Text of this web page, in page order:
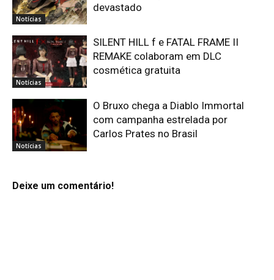
Notícias
devastado
Notícias
SILENT HILL f e FATAL FRAME II
REMAKE colaboram em DLC
cosmética gratuita
Notícias
O Bruxo chega a Diablo Immortal
com campanha estrelada por
Carlos Prates no Brasil
Deixe um comentário!